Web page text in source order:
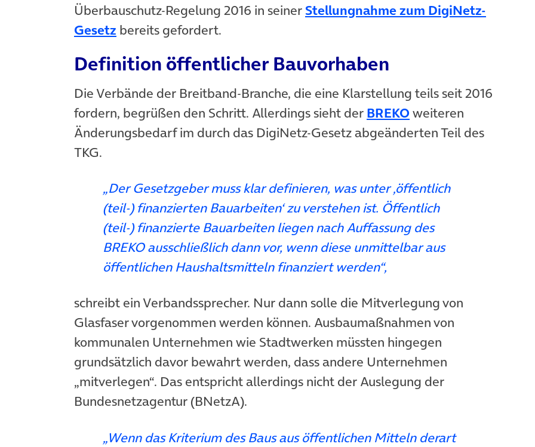
Überbauschutz-Regelung 2016 in seiner Stellungnahme zum DigiNetz-
Gesetz (öffnet in neuem Tab)
bereits gefordert.
Definition öffentlicher Bauvorhaben
Die Verbände der Breitband-Branche, die eine Klarstellung teils seit 2016
fordern, begrüßen den Schritt. Allerdings sieht der BREKO (öffnet in neuem
weiteren
Änderungsbedarf im durch das DigiNetz-Gesetz abgeänderten Teil des
TKG.
„Der Gesetzgeber muss klar definieren, was unter ‚öffentlich
(teil-) finanzierten Bauarbeiten‘ zu verstehen ist. Öffentlich
(teil-) finanzierte Bauarbeiten liegen nach Auffassung des
BREKO ausschließlich dann vor, wenn diese unmittelbar aus
öffentlichen Haushaltsmitteln finanziert werden“,
schreibt ein Verbandssprecher. Nur dann solle die Mitverlegung von
Glasfaser vorgenommen werden können. Ausbaumaßnahmen von
kommunalen Unternehmen wie Stadtwerken müssten hingegen
grundsätzlich davor bewahrt werden, dass andere Unternehmen
„mitverlegen“. Das entspricht allerdings nicht der Auslegung der
Bundesnetzagentur (BNetzA).
„Wenn das Kriterium des Baus aus öffentlichen Mitteln derart